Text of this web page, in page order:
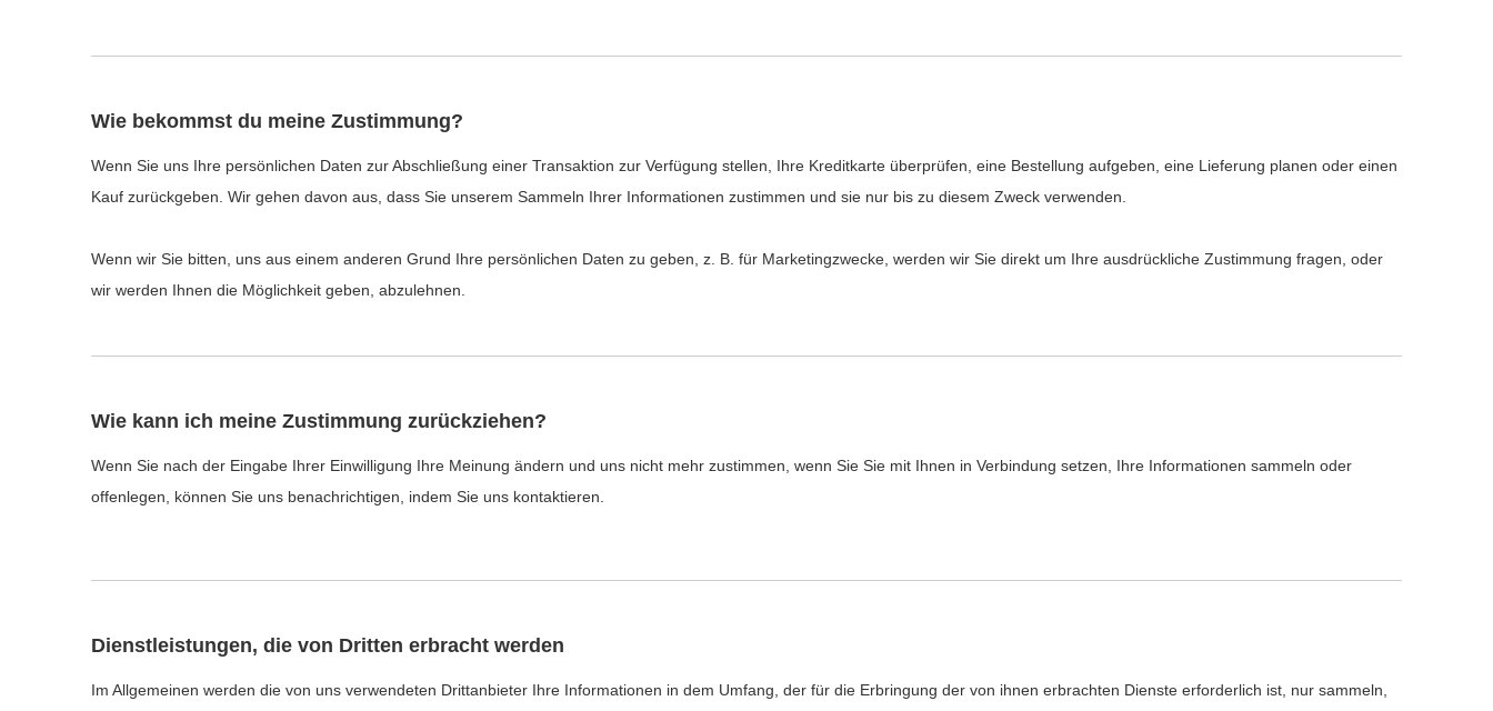
Wie bekommst du meine Zustimmung?
Wenn Sie uns Ihre persönlichen Daten zur Abschließung einer Transaktion zur Verfügung stellen, Ihre Kreditkarte überprüfen, eine Bestellung aufgeben, eine Lieferung planen oder einen
Kauf zurückgeben. Wir gehen davon aus, dass Sie unserem Sammeln Ihrer Informationen zustimmen und sie nur bis zu diesem Zweck verwenden.
Wenn wir Sie bitten, uns aus einem anderen Grund Ihre persönlichen Daten zu geben, z. B. für Marketingzwecke, werden wir Sie direkt um Ihre ausdrückliche Zustimmung fragen, oder
wir werden Ihnen die Möglichkeit geben, abzulehnen.
Wie kann ich meine Zustimmung zurückziehen?
Wenn Sie nach der Eingabe Ihrer Einwilligung Ihre Meinung ändern und uns nicht mehr zustimmen, wenn Sie Sie mit Ihnen in Verbindung setzen, Ihre Informationen sammeln oder
offenlegen, können Sie uns benachrichtigen, indem Sie uns kontaktieren.
Dienstleistungen, die von Dritten erbracht werden
Im Allgemeinen werden die von uns verwendeten Drittanbieter Ihre Informationen in dem Umfang, der für die Erbringung der von ihnen erbrachten Dienste erforderlich ist, nur sammeln,